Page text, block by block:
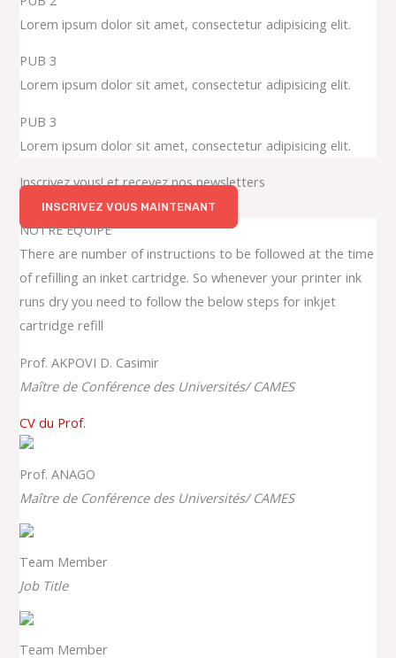
Lorem ipsum dolor sit amet, consectetur adipisicing elit.
PUB 3
Lorem ipsum dolor sit amet, consectetur adipisicing elit.
PUB 3
Lorem ipsum dolor sit amet, consectetur adipisicing elit.
Inscrivez vous! et recevez nos newsletters
INSCRIVEZ VOUS MAINTENANT
NOTRE EQUIPE
There are number of instructions to be followed at the time
of refilling an inket cartridge. So whenever your printer ink
runs dry you need to follow the below steps for inkjet
cartridge refill
Prof. AKPOVI D. Casimir
Maître de Conférence des Universités/ CAMES
CV du Prof.
Prof. ANAGO
Maître de Conférence des Universités/ CAMES
Team Member
Job Title
Team Member